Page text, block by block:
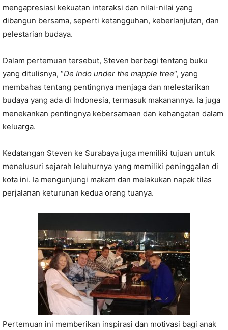
mengapresiasi kekuatan interaksi dan nilai-nilai yang
dibangun bersama, seperti ketangguhan, keberlanjutan, dan
pelestarian budaya.
Dalam pertemuan tersebut, Steven berbagi tentang buku
yang ditulisnya, “De Indo under the mapple tree“, yang
membahas tentang pentingnya menjaga dan melestarikan
budaya yang ada di Indonesia, termasuk makanannya. Ia juga
menekankan pentingnya kebersamaan dan kehangatan dalam
keluarga.
Kedatangan Steven ke Surabaya juga memiliki tujuan untuk
menelusuri sejarah leluhurnya yang memiliki peninggalan di
kota ini. Ia mengunjungi makam dan melakukan napak tilas
perjalanan keturunan kedua orang tuanya.
Pertemuan ini memberikan inspirasi dan motivasi bagi anak